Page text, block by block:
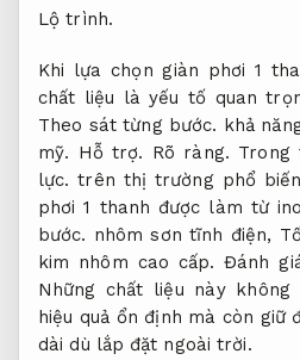
Lộ trình.
Khi lựa chọn giàn phơi 1
chất liệu là yếu tố quan
Theo sát từng bước. khả
mỹ. Hỗ trợ. Rõ ràng. Trong
lực. trên thị trường phổ
phơi 1 thanh được làm từ
bước. nhôm sơn tĩnh điện,
kim nhôm cao cấp.Đánh
Những chất liệu này
hiệu quả ổn định mà còn giữ
dài dù lắp đặt ngoài trời.